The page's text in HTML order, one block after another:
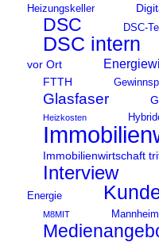
Heizungskeller
DSC DSC-
DSC intern
vor Ort
FTTH
Glasfaser
Heizkosten
Immobilienwirtschaft
Interview
Energie
M8MIT Mannheim